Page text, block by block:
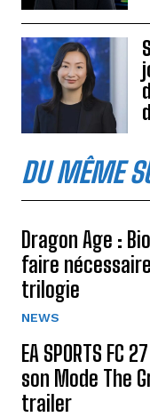
DU MÊME
Dragon Age :
faire
trilogie
NEWS
EA SPORTS
son Mode The
trailer